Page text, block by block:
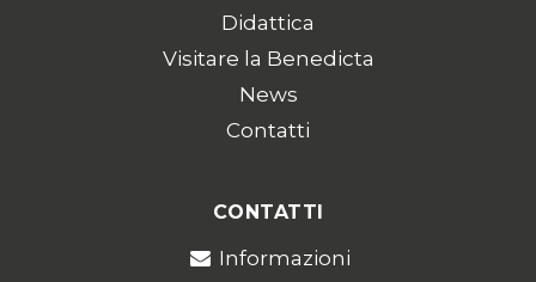
Didattica
Visitare la Benedicta
News
Contatti
CONTATTI
Informazioni